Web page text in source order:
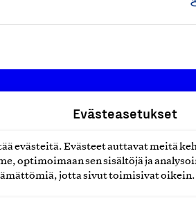
Evästeasetukset
evästeitä. Evästeet auttavat meitä
optimoimaan sen sisältöjä ja
jotta sivut toimisivat oikein.
Eteläranta